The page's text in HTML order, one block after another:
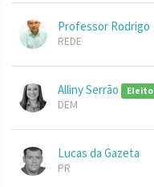
Professor Rodrigo
REDE
Alliny Serrão Eleito
DEM
Lucas da Gazeta
PR